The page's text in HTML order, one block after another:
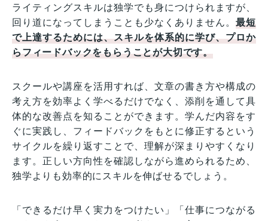
ライティングスキルは独学でも身につけられますが、
回り道になってしまうことも少なくありません。最短
で上達するためには、スキルを体系的に学び、プロか
らフィードバックをもらうことが大切です。
スクールや講座を活用すれば、文章の書き方や構成の
考え方を効率よく学べるだけでなく、添削を通して具
体的な改善点を知ることができます。学んだ内容をす
ぐに実践し、フィードバックをもとに修正するという
サイクルを繰り返すことで、理解が深まりやすくなり
ます。正しい方向性を確認しながら進められるため、
独学よりも効率的にスキルを伸ばせるでしょう。
「できるだけ早く実力をつけたい」「仕事につながる